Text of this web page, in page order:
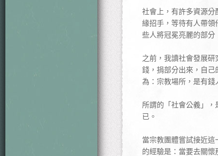
社會上，有許多資源
緣招手，等待有人帶
些人將冠冕亮麗的部分
之前，我讀社會發展
錢，捐部分出來，自
為：宗教場所，是有
所謂的「社會公義」
已。
當宗教團體嘗試接近
的經驗是：當要去關